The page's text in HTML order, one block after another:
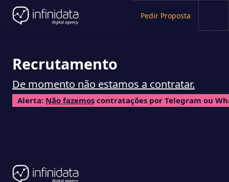
Pedir Proposta
Recrutamento
De momento não estamos a contratar.
Alerta: Não fazemoscontratações por Telegram ou